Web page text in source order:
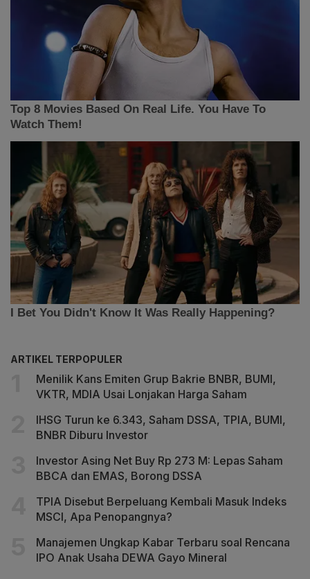
ARTIKEL TERPOPULER
Menilik Kans Emiten Grup Bakrie BNBR, BUMI,
VKTR, MDIA Usai Lonjakan Harga Saham
IHSG Turun ke 6.343, Saham DSSA, TPIA, BUMI,
BNBR Diburu Investor
Investor Asing Net Buy Rp 273 M: Lepas Saham
BBCA dan EMAS, Borong DSSA
TPIA Disebut Berpeluang Kembali Masuk Indeks
MSCI, Apa Penopangnya?
Manajemen Ungkap Kabar Terbaru soal Rencana
IPO Anak Usaha DEWA Gayo Mineral